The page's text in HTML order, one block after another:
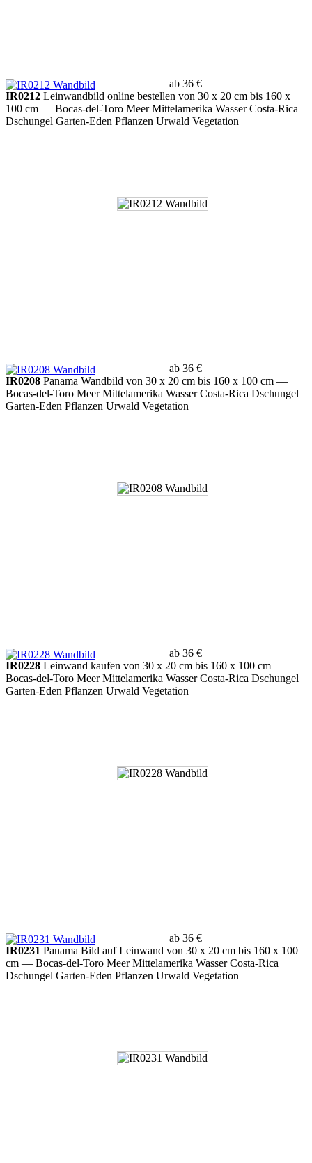
ab 36 €
IR0212 Leinwandbild online bestellen von 30 x 20 cm bis 160 x
100 cm — Bocas-del-Toro Meer Mittelamerika Wasser Costa-Rica
Dschungel Garten-Eden Pflanzen Urwald Vegetation
ab 36 €
IR0208 Panama Wandbild von 30 x 20 cm bis 160 x 100 cm —
Bocas-del-Toro Meer Mittelamerika Wasser Costa-Rica Dschungel
Garten-Eden Pflanzen Urwald Vegetation
ab 36 €
IR0228 Leinwand kaufen von 30 x 20 cm bis 160 x 100 cm —
Bocas-del-Toro Meer Mittelamerika Wasser Costa-Rica Dschungel
Garten-Eden Pflanzen Urwald Vegetation
ab 36 €
IR0231 Panama Bild auf Leinwand von 30 x 20 cm bis 160 x 100
cm — Bocas-del-Toro Meer Mittelamerika Wasser Costa-Rica
Dschungel Garten-Eden Pflanzen Urwald Vegetation